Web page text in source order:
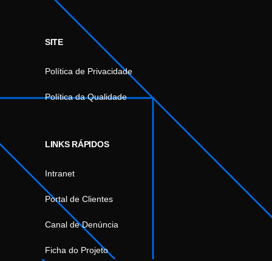
SITE
Política de Privacidade
Política da Qualidade
LINKS RÁPIDOS
Intranet
Portal de Clientes
Canal de Denúncia
Ficha do Projeto